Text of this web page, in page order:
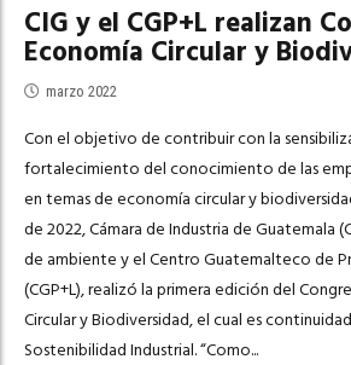
CIG y el CGP+L realizan
Economía Circular y
marzo 2022
Con el objetivo de contribuir con la
fortalecimiento del conocimiento de las
en temas de economía circular y
de 2022, Cámara de Industria de Guatemala
de ambiente y el Centro Guatemalteco de
(CGP+L), realizó la primera edición del
Circular y Biodiversidad, el cual es
Sostenibilidad Industrial. “Como...